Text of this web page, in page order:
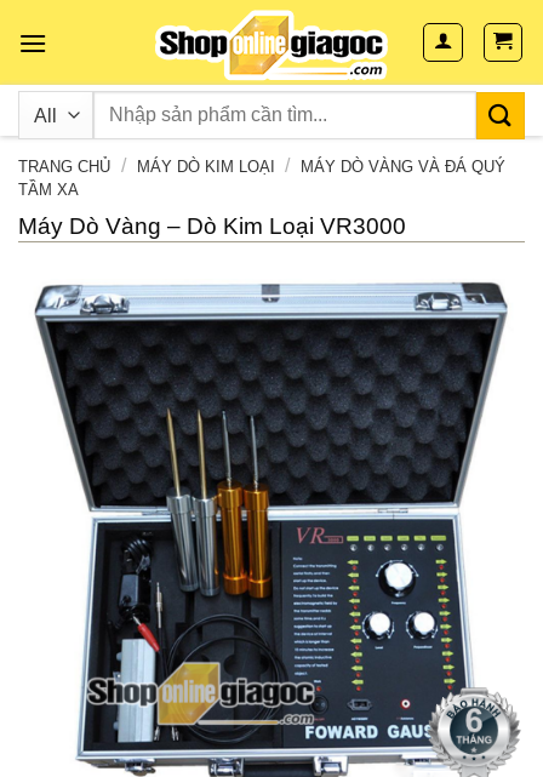
TRANG CHỦ / MÁY DÒ KIM LOẠI /
MÁY DÒ VÀNG VÀ ĐÁ QUÝ
TẦM XA
Máy Dò Vàng – Dò Kim Loại VR3000